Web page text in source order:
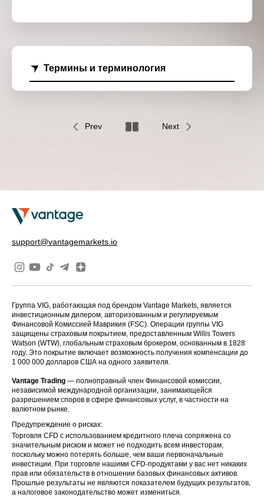
Термины и терминология
Prev Next
support@vantagemarkets.io
Группа VIG, работающая под брендом Vantage Markets, является
инвестиционным дилером, авторизованным и регулируемым
Финансовой Комиссией Маврикия (FSC). Операции группы VIG
защищены страховым покрытием, предоставленным Willis Towers
Watson (WTW), глобальным страховым брокером, основанным в 1828
году. Это покрытие включает возможность получения компенсации до
1 000 000 долларов США на одного заявителя.
Vantage Trading — полноправный член Финансовой комиссии,
независимой международной организации, занимающейся
разрешением споров в сфере финансовых услуг, в частности на
валютном рынке.
Предупреждение о рисках:
Торговля CFD с использованием кредитного плеча сопряжена со
значительным риском и может не подходить всем инвесторам,
поскольку можно потерять больше, чем ваши первоначальные
инвестиции. При торговле нашими CFD-продуктами у вас нет никаких
прав или обязательств в отношении базовых финансовых активов.
Прошлые результаты не являются показателем будущих результатов,
а налоговое законодательство может измениться.